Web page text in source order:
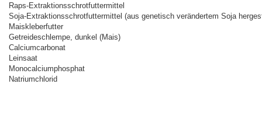
Raps-Extraktionsschrotfuttermittel
Soja-Extraktionsschrotfuttermittel (aus genetisch verändertem Soja
Maiskleberfutter
Getreideschlempe, dunkel (Mais)
Calciumcarbonat
Leinsaat
Monocalciumphosphat
Natriumchlorid